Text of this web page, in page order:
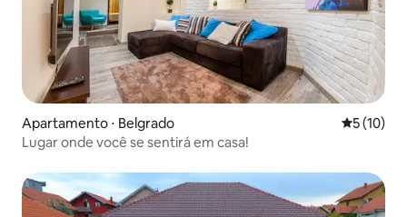
Apartamento ⋅ Belgrado 5 de uma
5 (10)
Lugar onde você se sentirá em casa!